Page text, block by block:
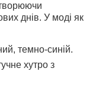
днів. У моді як
темно-синій.
хутро з